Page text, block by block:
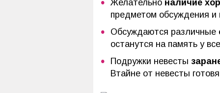
Желательно наличие
предметом обсуждения и
Обсуждаются различные
останутся на память у
Подружки невесты
Втайне от невесты